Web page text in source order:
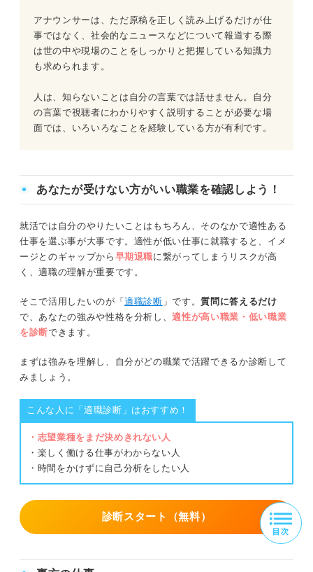
アナウンサーは、ただ原稿を正しく読み上げるだけが仕
事ではなく、社会的なニュースなどについて報道する際
は世の中や現場のことをしっかりと把握している知識力
も求められます。
人は、知らないことは自分の言葉では話せません。自分
の言葉で視聴者にわかりやすく説明することが必要な場
面では、いろいろなことを経験している方が有利です。
あなたが受けない方がいい職業を確認しよう！
就活では自分のやりたいことはもちろん、そのなかで適性ある
仕事を選ぶ事が大事です。適性が低い仕事に就職すると、イメ
ージとのギャップから 早期退職に繋がってしまうリスクが高
く、適職の理解が重要です。
そこで活用したいのが「適職診断 」です。質問に答えるだけ
で、あなたの強みや性格を分析し、適性が高い職業・低い職業
を診断できます。
まずは強みを理解し、自分がどの職業で活躍できるか診断して
みましょう。
こんな人に「適職診断」はおすすめ！
・志望業種をまだ決めきれない人
・楽しく働ける仕事がわからない人
・時間をかけずに自己分析をしたい人
診断スタート（無料）